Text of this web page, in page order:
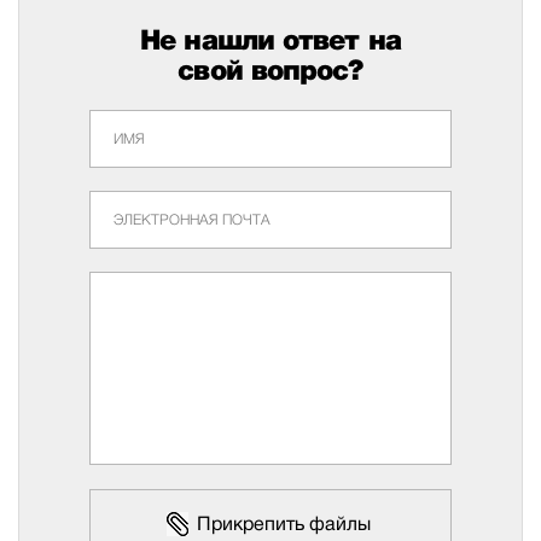
Не нашли ответ на
свой вопрос?
Прикрепить файлы